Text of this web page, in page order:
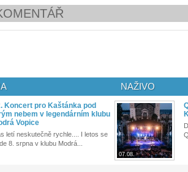
Koncert pro Kaštánka pod
nebem v legendárním klubu
Vopice
letí neskutečně rychle.... I letos se
8. srpna v klubu Modrá...
NAŽIVO
07.08.